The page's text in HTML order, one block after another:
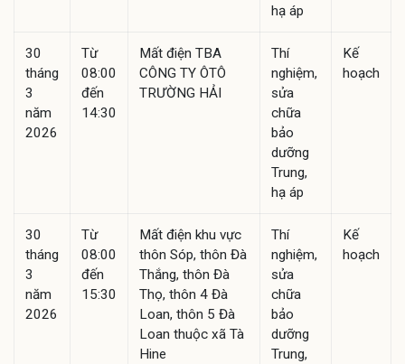
hạ áp
30
tháng
3
năm
2026
Từ
08:00
đến
14:30
Mất điện TBA
CÔNG TY ÔTÔ
TRƯỜNG HẢI
Thí
nghiệm,
sửa
chữa
bảo
dưỡng
Trung,
hạ áp
Kế
hoạch
30
tháng
3
năm
2026
Từ
08:00
đến
15:30
Mất điện khu vực
thôn Sóp, thôn Đà
Thắng, thôn Đà
Thọ, thôn 4 Đà
Loan, thôn 5 Đà
Loan thuộc xã Tà
Hine
Thí
nghiệm,
sửa
chữa
bảo
dưỡng
Trung,
Kế
hoạch